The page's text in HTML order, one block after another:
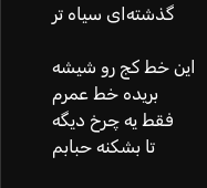
گذشته‌ای سیاه تر
این خط کج رو شیشه
بریده خط عمرم
فقط یه چرخ دیگه
تا بشکنه حبابم